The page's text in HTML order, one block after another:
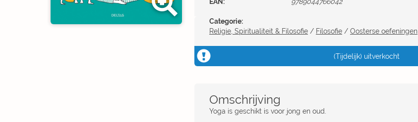
Categorie:
Religie, Spiritualiteit & Filosofie / Filosofie / Oosterse oefeningen
(Tijdelijk) uitverkocht
Omschrijving
Yoga is geschikt is voor jong en oud.